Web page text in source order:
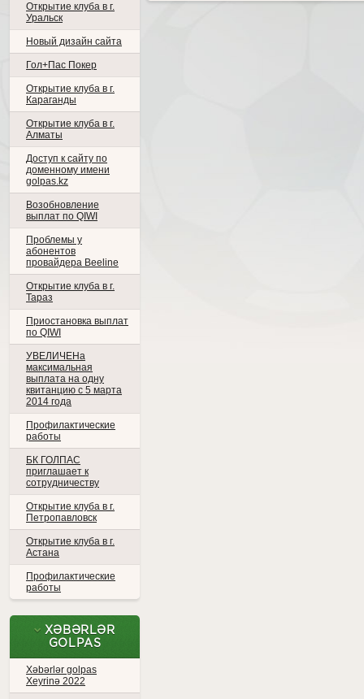
Открытие клуба в г.
Уральск
Новый дизайн сайта
Гол+Пас Покер
Открытие клуба в г.
Караганды
Открытие клуба в г.
Алматы
Доступ к сайту по
доменному имени
golpas.kz
Возобновление
выплат по QIWI
Проблемы у
абонентов
провайдера Beeline
Открытие клуба в г.
Тараз
Приостановка выплат
по QIWI
УВЕЛИЧЕНа
максимальная
выплата на одну
квитанцию с 5 марта
2014 года
Профилактические
работы
БК ГОЛПАС
приглашает к
сотрудничеству
Открытие клуба в г.
Петропавловск
Открытие клуба в г.
Астана
Профилактические
работы
XƏBƏRLƏR
GOLPAS
Xəbərlər golpas
Xeyrinə 2022